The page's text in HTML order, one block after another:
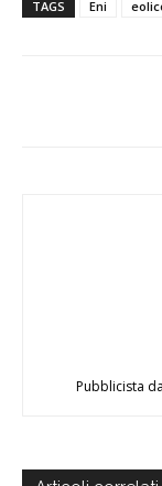
TAGS Eni
Pubblicista